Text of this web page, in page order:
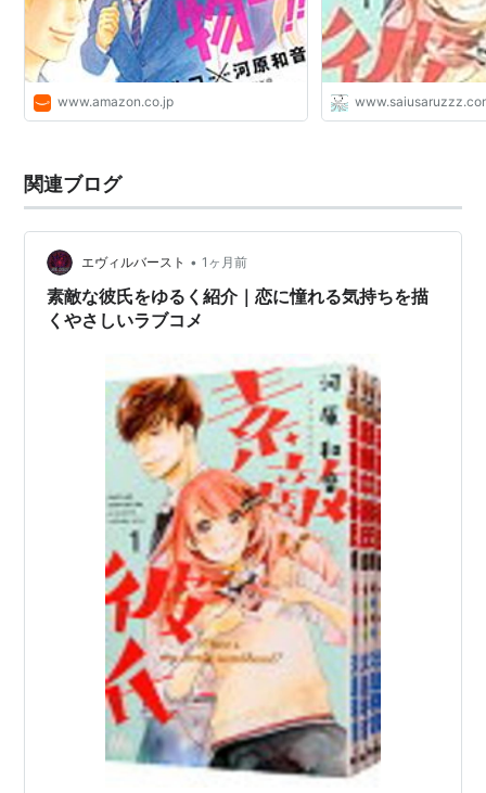
www.amazon.co.jp
関連ブログ
エヴィルバースト • 1ヶ月前
素敵な彼氏をゆるく紹介｜恋に憧れる気持ちを描
くやさしいラブコメ